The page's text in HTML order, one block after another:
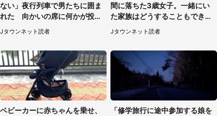
ない」夜行列車で男たちに囲ま
れた 向かいの席に何かが投げ
られて（秋田県・60代女性）
Jタウンネット読者
間に落ちた3歳女子。一緒にい
た家族はどうすることもできな
くて...（埼玉県・50代女性）
Jタウンネット読者
ベビーカーに赤ちゃんを乗せ、
「修学旅行に途中参加する娘を